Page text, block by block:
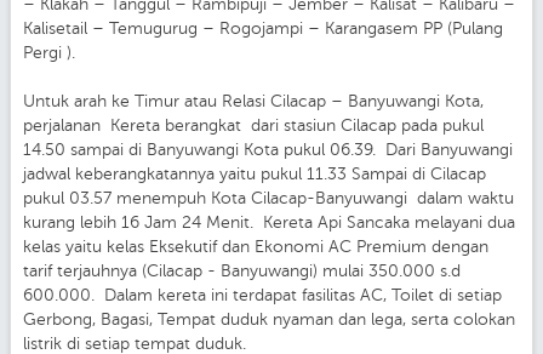
– Klakah – Tanggul – Rambipuji – Jember – Kalisat – Kalibaru –
Kalisetail – Temugurug – Rogojampi – Karangasem PP (Pulang
Pergi ).
Untuk arah ke Timur atau Relasi Cilacap – Banyuwangi Kota,
perjalanan Kereta berangkat dari stasiun Cilacap pada pukul
14.50 sampai di Banyuwangi Kota pukul 06.39. Dari Banyuwangi
jadwal keberangkatannya yaitu pukul 11.33 Sampai di Cilacap
pukul 03.57 menempuh Kota Cilacap-Banyuwangi dalam waktu
kurang lebih 16 Jam 24 Menit. Kereta Api Sancaka melayani dua
kelas yaitu kelas Eksekutif dan Ekonomi AC Premium dengan
tarif terjauhnya (Cilacap - Banyuwangi) mulai 350.000 s.d
600.000. Dalam kereta ini terdapat fasilitas AC, Toilet di setiap
Gerbong, Bagasi, Tempat duduk nyaman dan lega, serta colokan
listrik di setiap tempat duduk.